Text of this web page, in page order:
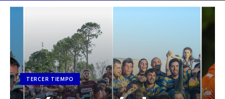
TERCER TIEMPO